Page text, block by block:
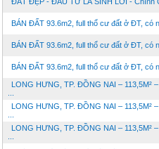
BÁN ĐẤT 93.6m2, full thổ cư đất ở ĐT, có
BÁN ĐẤT 93.6m2, full thổ cư đất ở ĐT, có
BÁN ĐẤT 93.6m2, full thổ cư đất ở ĐT, có
LONG HƯNG, TP. ĐỒNG NAI – 113,5M²
LONG HƯNG, TP. ĐỒNG NAI – 113,5M²
LONG HƯNG, TP. ĐỒNG NAI – 113,5M²